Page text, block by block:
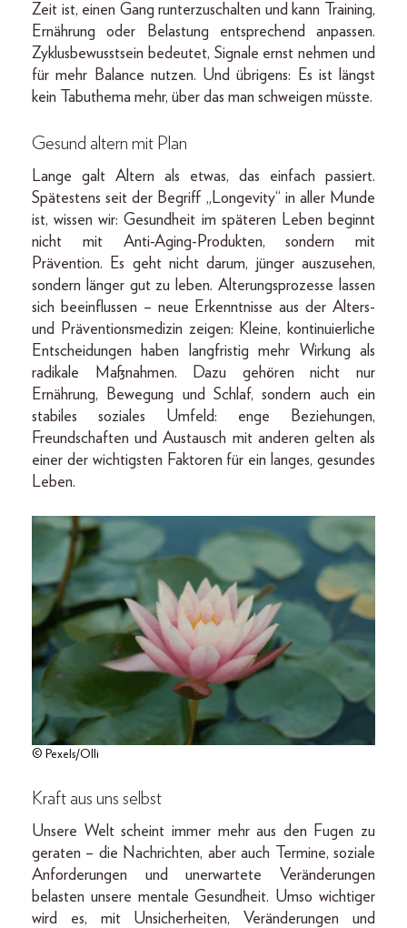
Zeit ist, einen Gang runterzuschalten und kann Training,
Ernährung oder Belastung entsprechend anpassen.
Zyklusbewusstsein bedeutet, Signale ernst nehmen und
für mehr Balance nutzen. Und übrigens: Es ist längst
kein Tabuthema mehr, über das man schweigen müsste.
Gesund altern mit Plan
Lange galt Altern als etwas, das einfach passiert.
Spätestens seit der Begriff „Longevity“ in aller Munde
ist, wissen wir: Gesundheit im späteren Leben beginnt
nicht mit Anti-Aging-Produkten, sondern mit
Prävention. Es geht nicht darum, jünger auszusehen,
sondern länger gut zu leben. Alterungsprozesse lassen
sich beeinflussen – neue Erkenntnisse aus der Alters-
und Präventionsmedizin zeigen: Kleine, kontinuierliche
Entscheidungen haben langfristig mehr Wirkung als
radikale Maßnahmen. Dazu gehören nicht nur
Ernährung, Bewegung und Schlaf, sondern auch ein
stabiles soziales Umfeld: enge Beziehungen,
Freundschaften und Austausch mit anderen gelten als
einer der wichtigsten Faktoren für ein langes, gesundes
Leben.
© Pexels/Olli
Kraft aus uns selbst
Unsere Welt scheint immer mehr aus den Fugen zu
geraten – die Nachrichten, aber auch Termine, soziale
Anforderungen und unerwartete Veränderungen
belasten unsere mentale Gesundheit. Umso wichtiger
wird es, mit Unsicherheiten, Veränderungen und